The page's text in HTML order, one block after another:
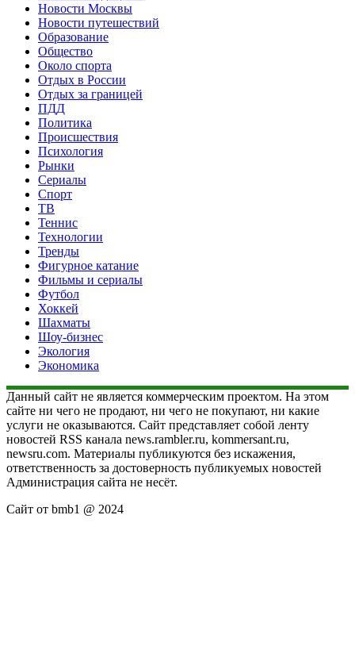
Новости Москвы
Новости путешествий
Образование
Общество
Около спорта
Отдых в России
Отдых за границей
ПДД
Политика
Происшествия
Психология
Рынки
Сериалы
Спорт
ТВ
Теннис
Технологии
Тренды
Фигурное катание
Фильмы и сериалы
Футбол
Хоккей
Шахматы
Шоу-бизнес
Экология
Экономика
Данный сайт не является коммерческим проектом. На этом
сайте ни чего не продают, ни чего не покупают, ни какие
услуги не оказываются. Сайт представляет собой ленту
новостей RSS канала news.rambler.ru, kommersant.ru,
newsru.com. Материалы публикуются без искажения,
ответственность за достоверность публикуемых новостей
Администрация сайта не несёт.
Сайт от bmb1 @ 2024